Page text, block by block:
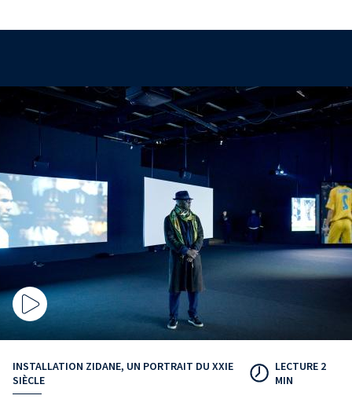
INSTALLATION ZIDANE, UN PORTRAIT DU XXIE
SIÈCLE
LECTURE 2
MIN